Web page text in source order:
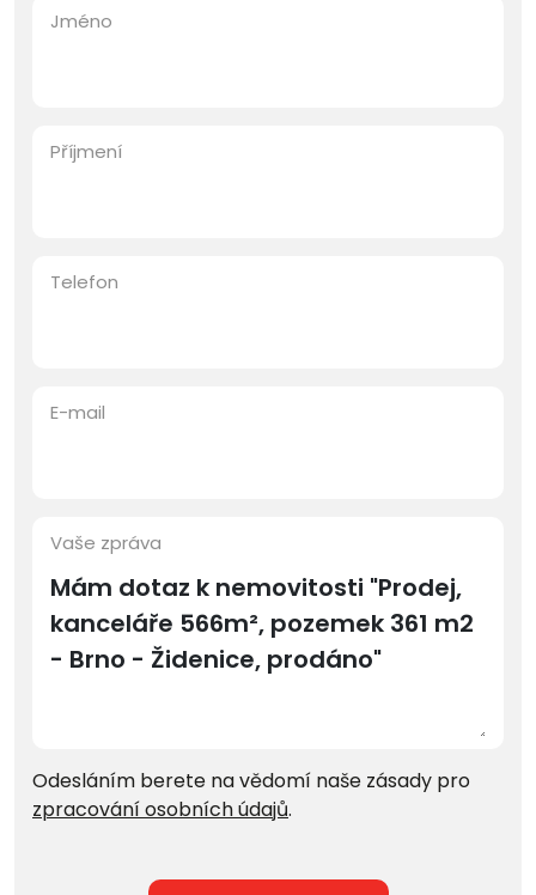
Jméno
Příjmení
Telefon
E-mail
Vaše zpráva
Odesláním berete na vědomí naše zásady pro
zpracování osobních údajů.